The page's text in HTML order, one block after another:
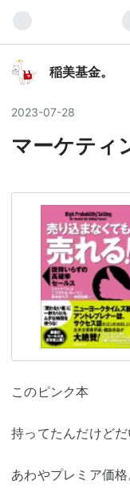
稲美基金。
2023-07-28
マーケティ
このピンク本
持ってたんだけどだ
あわやプレミア価格